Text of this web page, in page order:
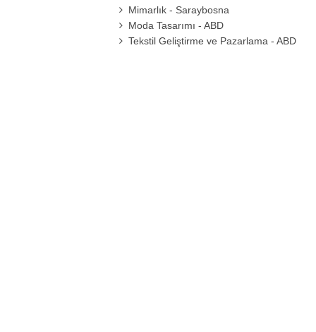
Mimarlık - Saraybosna
Moda Tasarımı - ABD
Tekstil Geliştirme ve Pazarlama - ABD